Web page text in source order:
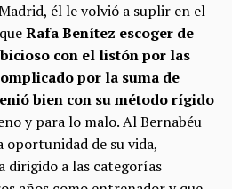
él le volvió a suplir en el
Rafa Benítez escoger de
con el listón por las
por la suma de
bien con su método rígido
y para lo malo. Al Bernabéu
oportunidad de su vida,
dirigido a las categorías